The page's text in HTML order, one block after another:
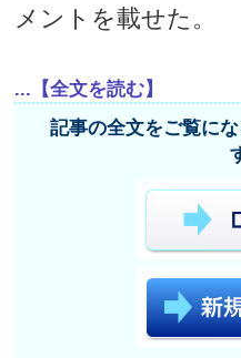
メントを載せた。
...【全文を読む】
記事の全文をご覧に